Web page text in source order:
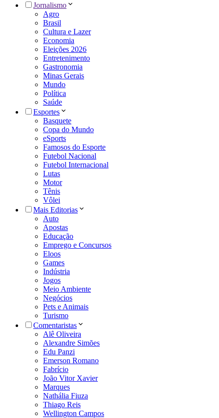
Jornalismo
Agro
Brasil
Cultura e Lazer
Economia
Eleições 2026
Entretenimento
Gastronomia
Minas Gerais
Mundo
Política
Saúde
Esportes
Basquete
Copa do Mundo
eSports
Famosos do Esporte
Futebol Nacional
Futebol Internacional
Lutas
Motor
Tênis
Vôlei
Mais Editorias
Auto
Apostas
Educação
Emprego e Concursos
Eloos
Games
Indústria
Jogos
Meio Ambiente
Negócios
Pets e Animais
Turismo
Comentaristas
Alê Oliveira
Alexandre Simões
Edu Panzi
Emerson Romano
Fabrício
João Vitor Xavier
Marques
Nathália Fiuza
Thiago Reis
Wellington Campos